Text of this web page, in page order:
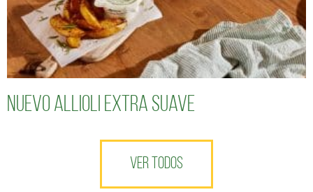
Nuevo Allioli Extra Suave
VER TODOS